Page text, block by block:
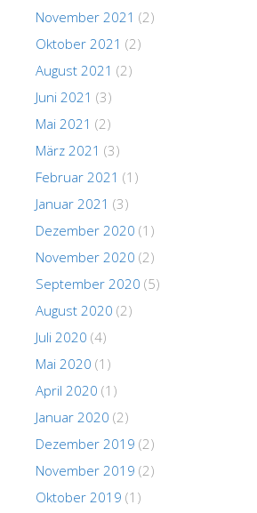
November 2021 (2)
Oktober 2021 (2)
August 2021 (2)
Juni 2021 (3)
Mai 2021 (2)
März 2021 (3)
Februar 2021 (1)
Januar 2021 (3)
Dezember 2020 (1)
November 2020 (2)
September 2020 (5)
August 2020 (2)
Juli 2020 (4)
Mai 2020 (1)
April 2020 (1)
Januar 2020 (2)
Dezember 2019 (2)
November 2019 (2)
Oktober 2019 (1)